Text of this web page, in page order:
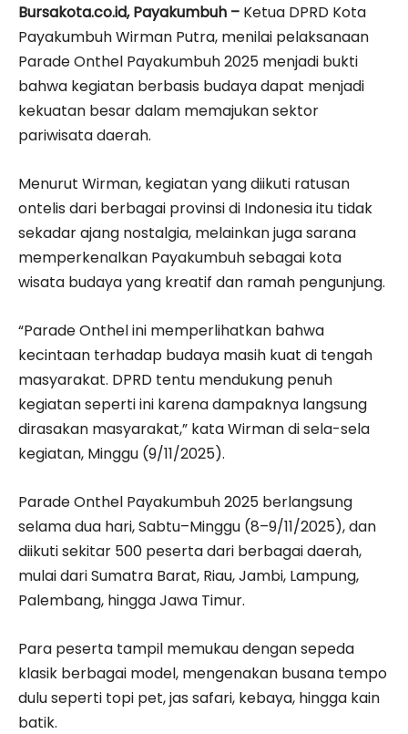
Bursakota.co.id, Payakumbuh – Ketua DPRD Kota
Payakumbuh Wirman Putra, menilai pelaksanaan
Parade Onthel Payakumbuh 2025 menjadi bukti
bahwa kegiatan berbasis budaya dapat menjadi
kekuatan besar dalam memajukan sektor
pariwisata daerah.
Menurut Wirman, kegiatan yang diikuti ratusan
ontelis dari berbagai provinsi di Indonesia itu tidak
sekadar ajang nostalgia, melainkan juga sarana
memperkenalkan Payakumbuh sebagai kota
wisata budaya yang kreatif dan ramah pengunjung.
“Parade Onthel ini memperlihatkan bahwa
kecintaan terhadap budaya masih kuat di tengah
masyarakat. DPRD tentu mendukung penuh
kegiatan seperti ini karena dampaknya langsung
dirasakan masyarakat,” kata Wirman di sela-sela
kegiatan, Minggu (9/11/2025).
Parade Onthel Payakumbuh 2025 berlangsung
selama dua hari, Sabtu–Minggu (8–9/11/2025), dan
diikuti sekitar 500 peserta dari berbagai daerah,
mulai dari Sumatra Barat, Riau, Jambi, Lampung,
Palembang, hingga Jawa Timur.
Para peserta tampil memukau dengan sepeda
klasik berbagai model, mengenakan busana tempo
dulu seperti topi pet, jas safari, kebaya, hingga kain
batik.